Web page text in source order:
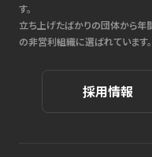
す。
立ち上げたばかりの団体から
の非営利組織に選ばれています。
採用情報